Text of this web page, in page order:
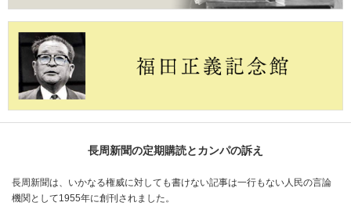
長周新聞の定期購読とカンパの訴え
長周新聞は、いかなる権威に対しても書けない記事は一行もない人民の言論
機関として1955年に創刊されました。